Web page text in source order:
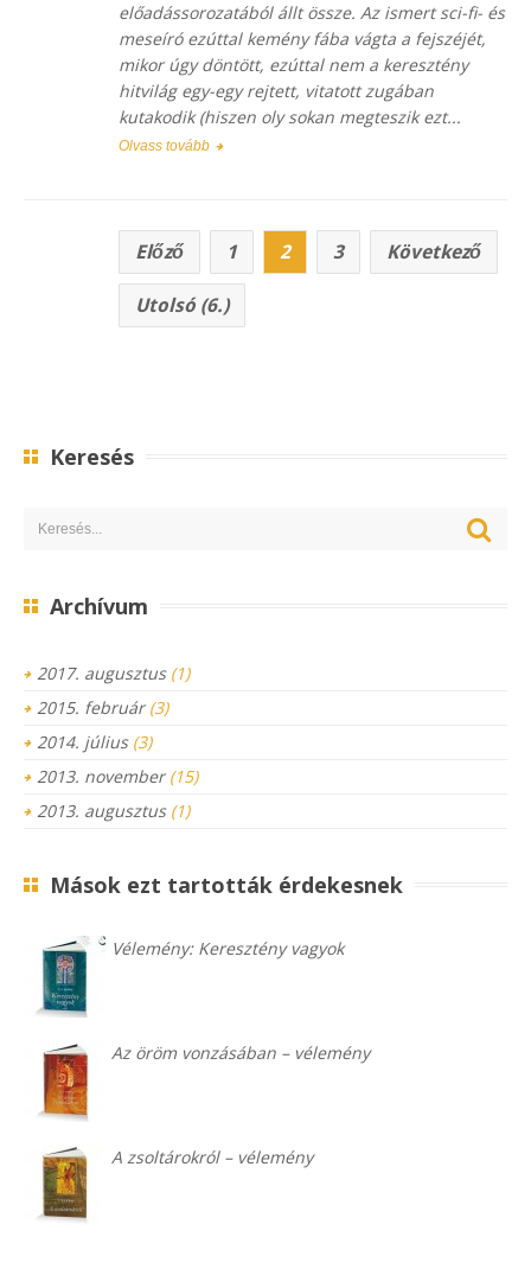
előadássorozatából állt össze. Az ismert sci-fi- és
meseíró ezúttal kemény fába vágta a fejszéjét,
mikor úgy döntött, ezúttal nem a keresztény
hitvilág egy-egy rejtett, vitatott zugában
kutakodik (hiszen oly sokan megteszik ezt...
Olvass tovább
Előző 1 2 3 Következő
Utolsó (6.)
Keresés
Archívum
2017. augusztus(1)
2015. február(3)
2014. július(3)
2013. november(15)
2013. augusztus(1)
Mások ezt tartották érdekesnek
Vélemény: Keresztény vagyok
Az öröm vonzásában – vélemény
A zsoltárokról – vélemény